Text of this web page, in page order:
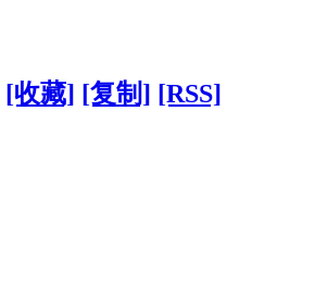
[收藏] [复制] [RSS]